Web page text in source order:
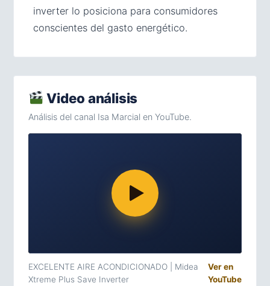
inverter lo posiciona para consumidores
conscientes del gasto energético.
Video análisis
Análisis del canal Isa Marcial en YouTube.
EXCELENTE AIRE ACONDICIONADO | Midea
Xtreme Plus Save Inverter
Ver en
YouTube